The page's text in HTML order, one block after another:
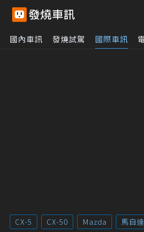
國內車訊 發燒試駕 國際車訊
CX-5 CX-50 Mazda 馬自達